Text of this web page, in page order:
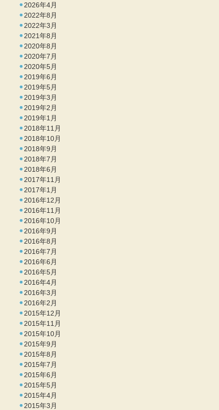
2026年4月
2022年8月
2022年3月
2021年8月
2020年8月
2020年7月
2020年5月
2019年6月
2019年5月
2019年3月
2019年2月
2019年1月
2018年11月
2018年10月
2018年9月
2018年7月
2018年6月
2017年11月
2017年1月
2016年12月
2016年11月
2016年10月
2016年9月
2016年8月
2016年7月
2016年6月
2016年5月
2016年4月
2016年3月
2016年2月
2015年12月
2015年11月
2015年10月
2015年9月
2015年8月
2015年7月
2015年6月
2015年5月
2015年4月
2015年3月